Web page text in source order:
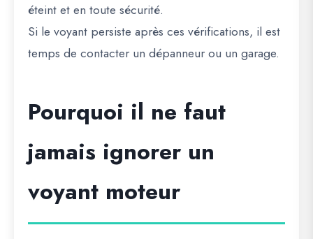
éteint et en toute sécurité.
Si le voyant persiste après ces vérifications, il est
temps de contacter un dépanneur ou un garage.
Pourquoi il ne faut
jamais ignorer un
voyant moteur